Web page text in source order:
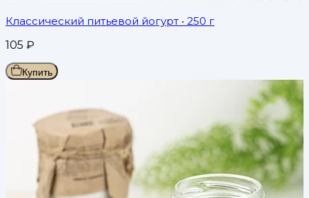
Классический питьевой йогурт • 250 г
105 ₽
Купить